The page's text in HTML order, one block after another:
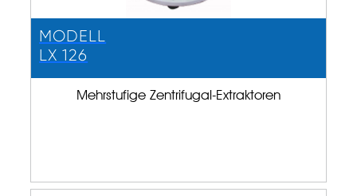
MODELL
LX 126
Mehrstufige Zentrifugal-Extraktoren